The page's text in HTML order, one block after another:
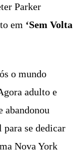
Parker
em ‘Sem Volta
o mundo
adulto e
abandonou
se dedicar
Nova York